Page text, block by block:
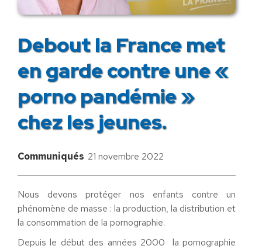
Debout la France met
en garde contre une «
porno pandémie »
chez les jeunes.
Communiqués 21 novembre 2022
Nous devons protéger nos enfants contre un
phénomène de masse : la production, la distribution et
la consommation de la pornographie.
Depuis le début des années 2000 la pornographie